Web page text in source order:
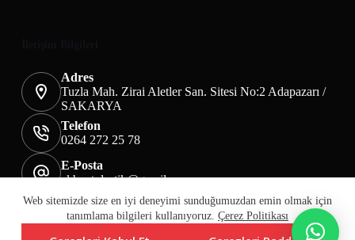
Web sitemizde size en iyi deneyimi sunduğumuzdan emin olmak için
tanımlama bilgileri kullanıyoruz. Çerez Politikası
Adres
Tuzla Mah. Zirai Aletler San. Sitesi No:2 Adapazarı /
SAKARYA
Telefon
0264 272 25 78
E-Posta
akbaotolastik@gmail.com
Mesafeli Satış Sözleşmesi
Teslimat&İade
Üyelik KVKK Sayfası
Çerez Politikası